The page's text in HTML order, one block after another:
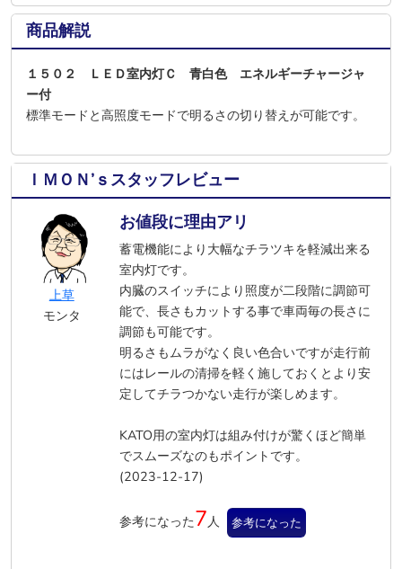
商品解説
１５０２ ＬＥＤ室内灯Ｃ 青白色 エネルギーチャージャ
ー付
標準モードと高照度モードで明るさの切り替えが可能です。
ＩＭＯＮ’ｓスタッフレビュー
上草
モンタ
お値段に理由アリ
蓄電機能により大幅なチラツキを軽減出来る
室内灯です。
内臓のスイッチにより照度が二段階に調節可
能で、長さもカットする事で車両毎の長さに
調節も可能です。
明るさもムラがなく良い色合いですが走行前
にはレールの清掃を軽く施しておくとより安
定してチラつかない走行が楽しめます。
KATO用の室内灯は組み付けが驚くほど簡単
でスムーズなのもポイントです。
(2023-12-17)
参考になった7人 参考になった